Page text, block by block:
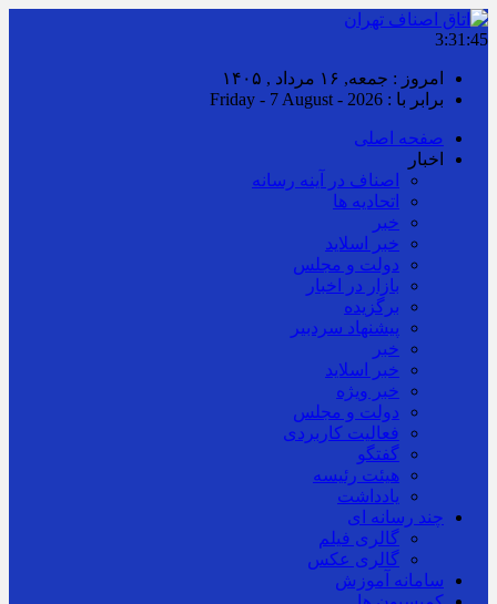
3:31:46
امروز : جمعه, ۱۶ مرداد , ۱۴۰۵
برابر با : Friday - 7 August - 2026
صفحه اصلی
اخبار
اصناف در آینه رسانه
اتحادیه ها
خبر
خبر اسلايد
دولت و مجلس
بازار در اخبار
برگزیده
پیشنهاد سردبیر
خبر
خبر اسلايد
خبر ویژه
دولت و مجلس
فعالیت کاربردی
گفتگو
هیئت رئیسه
یادداشت
چند رسانه ای
گالری فیلم
گالری عکس
سامانه آموزش